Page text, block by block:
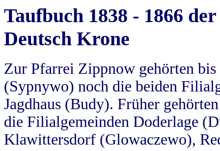
Taufbuch 1838 - 1866
Deutsch Krone
Zur Pfarrei Zippnow gehörten
(Sypnywo) noch die beiden
Jagdhaus (Budy). Früher
die Filialgemeinden Doderlage
Klawittersdorf (Glowaczewo),